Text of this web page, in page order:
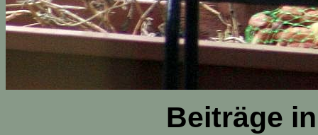
Beiträge